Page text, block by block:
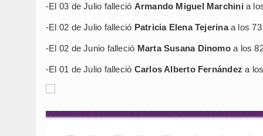
-El 03 de Julio falleció Armando Miguel Marchini a
-El 02 de Julio falleció Patricia Elena Tejerinaa los 73
-El 02 de Junio falleció Marta Susana Dinomoa los
-El 01 de Julio falleció Carlos Alberto Fernández a